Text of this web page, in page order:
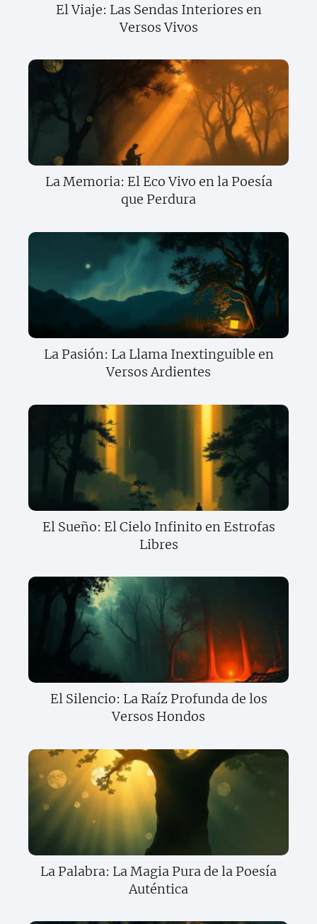
El Viaje: Las Sendas Interiores en
Versos Vivos
La Memoria: El Eco Vivo en la Poesía
que Perdura
La Pasión: La Llama Inextinguible en
Versos Ardientes
El Sueño: El Cielo Infinito en Estrofas
Libres
El Silencio: La Raíz Profunda de los
Versos Hondos
La Palabra: La Magia Pura de la Poesía
Auténtica